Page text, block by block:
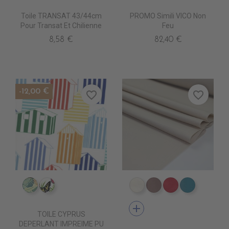
Toile TRANSAT 43/44cm
Pour Transat Et Chilienne
8,58 €
PROMO Simili VICO Non
Feu
82,40 €
IM0805 FAUVE
TOILE CYPRUS
DEPERLANT IMPREIME PU
-12,00 € favorite_border
DT0001 ECRU
DT0003DT0005DT0022
add
favorite_border